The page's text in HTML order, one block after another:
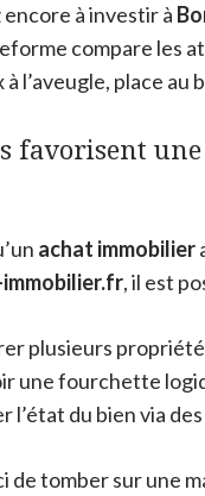
encore à investir à
compare les
à l’aveugle, place
favorisent
achat immobilier
, il est
plusieurs
une fourchette
l’état du bien via des
de tomber sur une